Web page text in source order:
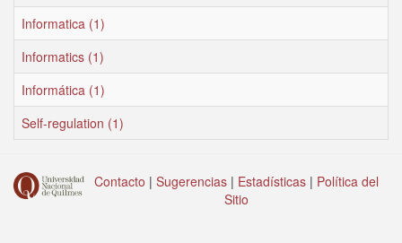
Informatica (1)
Informatics (1)
Informática (1)
Self-regulation (1)
Contacto | Sugerencias | Estadísticas | Política del
Sitio